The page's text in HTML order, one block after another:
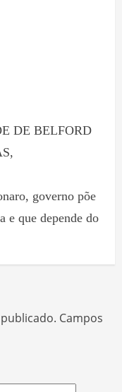
DE BELFORD
governo põe
e que depende do
Campos